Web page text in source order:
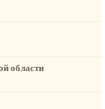
области